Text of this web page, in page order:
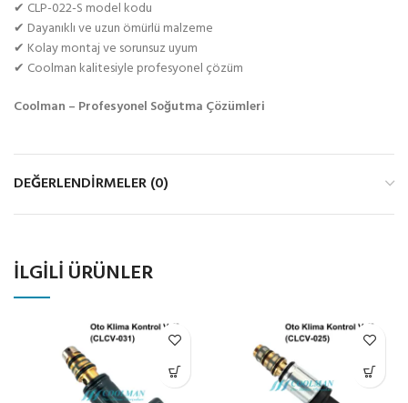
✔ CLP-022-S model kodu
✔ Dayanıklı ve uzun ömürlü malzeme
✔ Kolay montaj ve sorunsuz uyum
✔ Coolman kalitesiyle profesyonel çözüm
Coolman – Profesyonel Soğutma Çözümleri
DEĞERLENDIRMELER (0)
İLGILI ÜRÜNLER